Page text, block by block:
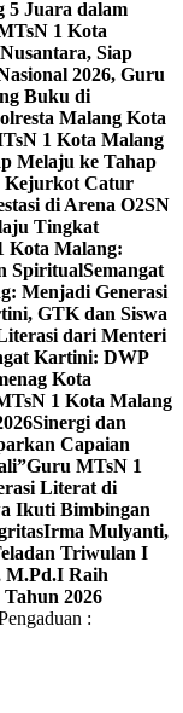
5 Juara dalam
1 Kota
Siap
2026, Guru
Buku di
Malang Kota
1 Kota Malang
Melaju ke Tahap
Kejurkot Catur
di Arena O2SN
Tingkat
Kota Malang:
SpiritualSemangat
Menjadi Generasi
GTK dan Siswa
dari Menteri
Kartini: DWP
Kota
1 Kota Malang
Sinergi dan
Capaian
Guru MTsN 1
Literat di
Ikuti Bimbingan
Irma Mulyanti,
Triwulan I
M.Pd.I Raih
2026
: